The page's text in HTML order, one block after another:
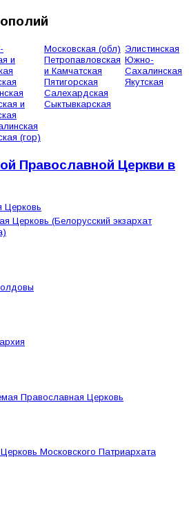
и
и
(гор)
Московская (обл)
Петропавловская
и Камчатская
Пятигорская
Салехардская
Сыктывкарская
Элистинская
Южно-
Сахалинская
Якутская
Православной Церкви в
Церковь
Церковь (Белорусский экзархат
Православная Церковь
Московского Патриархата